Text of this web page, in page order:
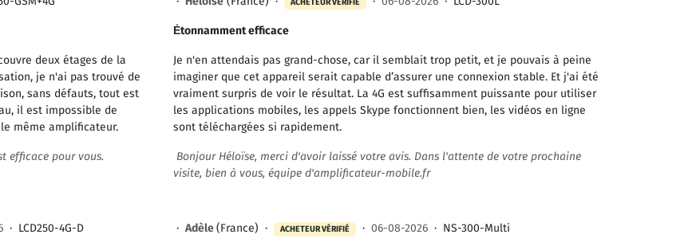
deux étages de la
je n'ai pas trouvé de
sans défauts, tout est
il est impossible de
même amplificateur.
efficace pour vous.
Ėtonnamment efficace
Je n'en attendais pas grand-chose, car il semblait trop petit, et je pouvais à peine
imaginer que cet appareil serait capable d’assurer une connexion stable. Et j'ai été
vraiment surpris de voir le résultat. La 4G est suffisamment puissante pour utiliser
les applications mobiles, les appels Skype fonctionnent bien, les vidéos en ligne
sont téléchargées si rapidement.
Bonjour Héloïse, merci d'avoir laissé votre avis. Dans l'attente de votre prochaine
visite, bien à vous, équipe d'amplificateur-mobile.fr
· LCD250-4G-D · Adèle(France) · ACHETEUR VÉRIFIÉ · 06-08-2026 · NS-300-Multi